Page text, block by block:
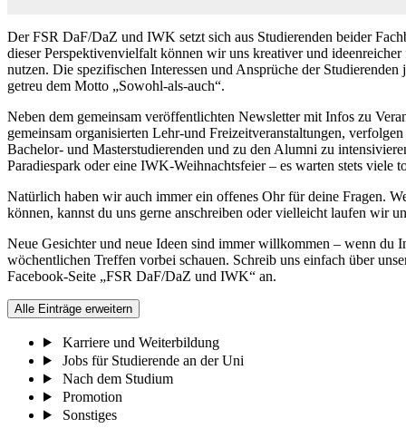
Der FSR DaF/DaZ und IWK setzt sich aus Studierenden beider
dieser Perspektivenvielfalt können wir uns kreativer und
nutzen. Die spezifischen Interessen und Ansprüche der
getreu dem Motto „Sowohl-als-auch“.
Neben dem gemeinsam veröffentlichten Newsletter mit Infos zu
gemeinsam organisierten Lehr-und Freizeitveranstaltungen,
Bachelor- und Masterstudierenden und zu den Alumni zu
Paradiespark oder eine IWK-Weihnachtsfeier – es warten stets viele
Natürlich haben wir auch immer ein offenes Ohr für deine Fragen.
können, kannst du uns gerne anschreiben oder vielleicht laufen wir
Neue Gesichter und neue Ideen sind immer willkommen – wenn du
wöchentlichen Treffen vorbei schauen. Schreib uns einfach über
Facebook-Seite „FSR DaF/DaZ und IWK“ an.
Alle Einträge erweitern
Karriere und Weiterbildung
Jobs für Studierende an der Uni
Nach dem Studium
Promotion
Sonstiges